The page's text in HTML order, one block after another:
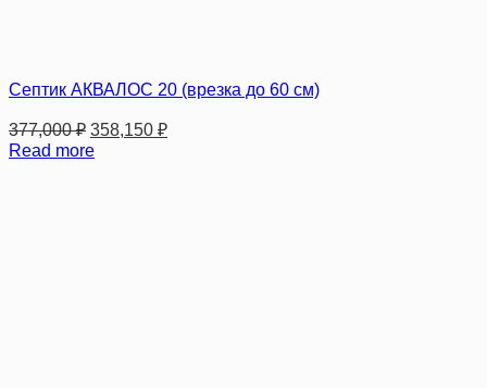
Септик АКВАЛОС 20 (врезка до 60 см)
377,000₽ 358,150 ₽
Read more